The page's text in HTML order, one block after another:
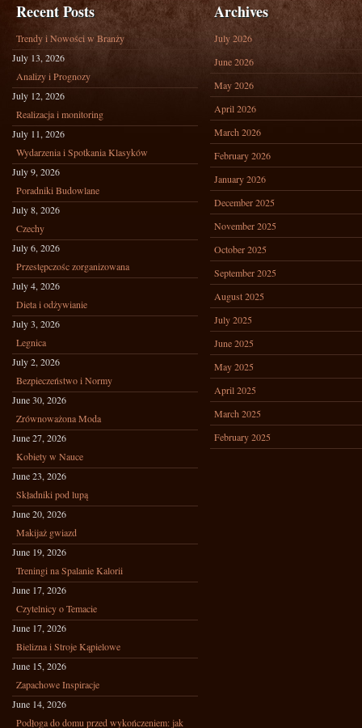
Recent Posts
Trendy i Nowości w Branży
July 13, 2026
Analizy i Prognozy
July 12, 2026
Realizacja i monitoring
July 11, 2026
Wydarzenia i Spotkania Klasyków
July 9, 2026
Poradniki Budowlane
July 8, 2026
Czechy
July 6, 2026
Przestępczośc zorganizowana
July 4, 2026
Dieta i odżywianie
July 3, 2026
Legnica
July 2, 2026
Bezpieczeństwo i Normy
June 30, 2026
Zrównoważona Moda
June 27, 2026
Kobiety w Nauce
June 23, 2026
Składniki pod lupą
June 20, 2026
Makijaż gwiazd
June 19, 2026
Treningi na Spalanie Kalorii
June 17, 2026
Czytelnicy o Temacie
June 17, 2026
Bielizna i Stroje Kąpielowe
June 15, 2026
Zapachowe Inspiracje
June 14, 2026
Podłoga do domu przed wykończeniem: jak
Archives
July 2026
June 2026
May 2026
April 2026
March 2026
February 2026
January 2026
December 2025
November 2025
October 2025
September 2025
August 2025
July 2025
June 2025
May 2025
April 2025
March 2025
February 2025